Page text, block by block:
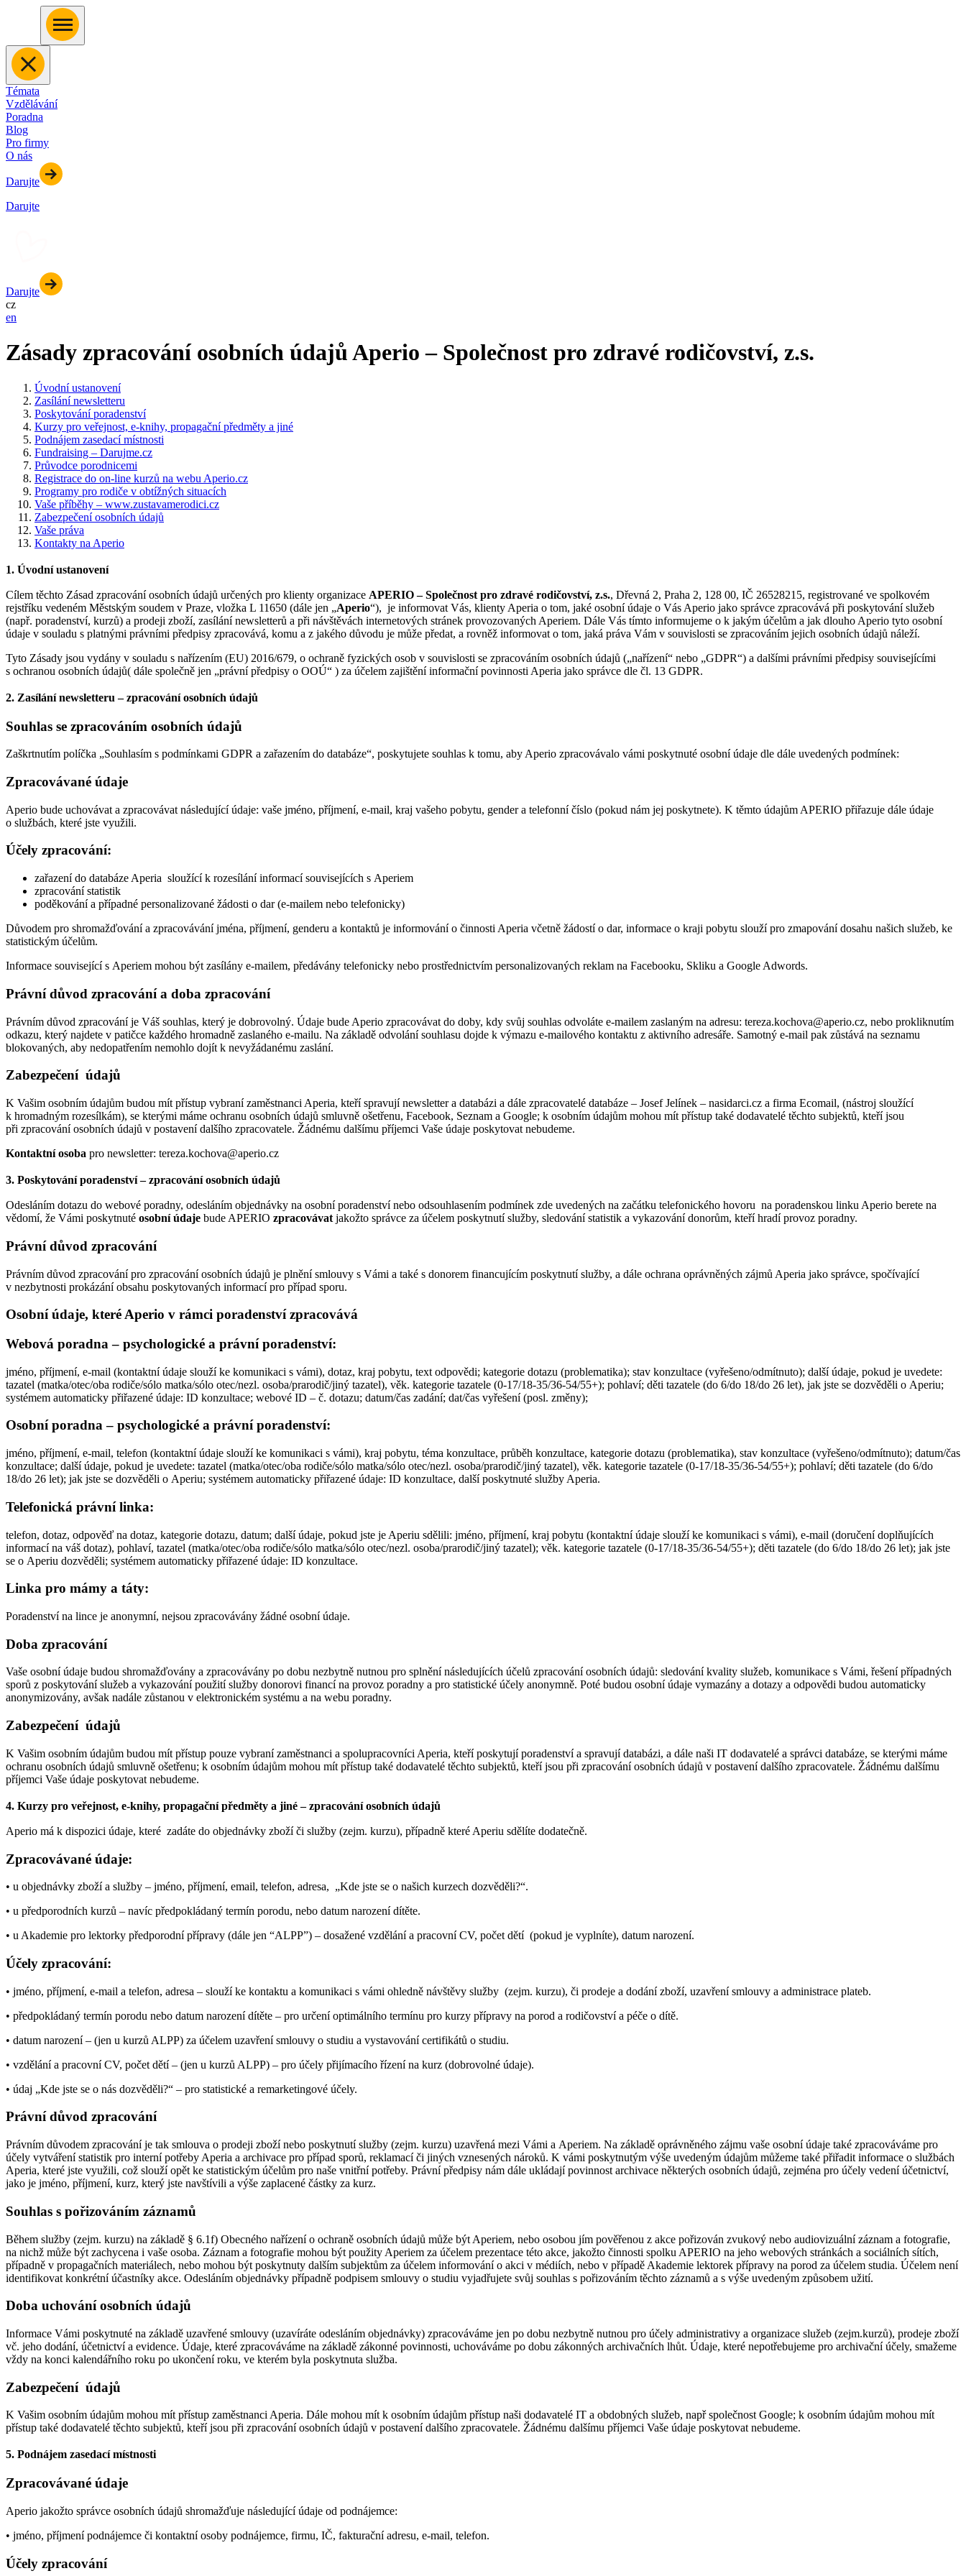
Témata
Vzdělávání
Poradna
Blog
Pro firmy
O nás
Darujte
Darujte
Darujte
cz
en
Zásady zpracování osobních údajů Aperio – Společnost pro zdravé rodičovství, z.s.
Úvodní ustanovení
Zasílání newsletteru
Poskytování poradenství
Kurzy pro veřejnost, e-knihy, propagační předměty a jiné
Podnájem zasedací místnosti
Fundraising – Darujme.cz
Průvodce porodnicemi
Registrace do on-line kurzů na webu Aperio.cz
Programy pro rodiče v obtížných situacích
Vaše příběhy – www.zustavamerodici.cz
Zabezpečení osobních údajů
Vaše práva
Kontakty na Aperio
1. Úvodní ustanovení
Cílem těchto Zásad zpracování osobních údajů určených pro klienty organizace APERIO – Společnost pro zdravé rodičovství, z.s., Dřevná 2, Praha 2, 128 00, IČ 26528215, registrované ve spolkovém
rejstříku vedeném Městským soudem v Praze, vložka L 11650 (dále jen „Aperio“), je informovat Vás, klienty Aperia o tom, jaké osobní údaje o Vás Aperio jako správce zpracovává při poskytování služeb
(např. poradenství, kurzů) a prodeji zboží, zasílání newsletterů a při návštěvách internetových stránek provozovaných Aperiem. Dále Vás tímto informujeme o k jakým účelům a jak dlouho Aperio tyto osobní
údaje v souladu s platnými právními předpisy zpracovává, komu a z jakého důvodu je může předat, a rovněž informovat o tom, jaká práva Vám v souvislosti se zpracováním jejich osobních údajů náleží.
Tyto Zásady jsou vydány v souladu s nařízením (EU) 2016/679, o ochraně fyzických osob v souvislosti se zpracováním osobních údajů („nařízení“ nebo „GDPR“) a dalšími právními předpisy souvisejícími
s ochranou osobních údajů( dále společně jen „právní předpisy o OOÚ“ ) za účelem zajištění informační povinnosti Aperia jako správce dle čl. 13 GDPR.
2. Zasílání newsletteru – zpracování osobních údajů
Souhlas se zpracováním osobních údajů
Zaškrtnutím políčka „Souhlasím s podmínkami GDPR a zařazením do databáze“, poskytujete souhlas k tomu, aby Aperio zpracovávalo vámi poskytnuté osobní údaje dle dále uvedených podmínek:
Zpracovávané údaje
Aperio bude uchovávat a zpracovávat následující údaje: vaše jméno, příjmení, e-mail, kraj vašeho pobytu, gender a telefonní číslo (pokud nám jej poskytnete). K těmto údajům APERIO přiřazuje dále údaje
o službách, které jste využili.
Účely zpracování:
zařazení do databáze Aperia sloužící k rozesílání informací souvisejících s Aperiem
zpracování statistik
poděkování a případné personalizované žádosti o dar (e-mailem nebo telefonicky)
Důvodem pro shromažďování a zpracovávání jména, příjmení, genderu a kontaktů je informování o činnosti Aperia včetně žádostí o dar, informace o kraji pobytu slouží pro zmapování dosahu našich služeb, ke
statistickým účelům.
Informace související s Aperiem mohou být zasílány e-mailem, předávány telefonicky nebo prostřednictvím personalizovaných reklam na Facebooku, Skliku a Google Adwords.
Právní důvod zpracování a doba zpracování
Právním důvod zpracování je Váš souhlas, který je dobrovolný. Údaje bude Aperio zpracovávat do doby, kdy svůj souhlas odvoláte e-mailem zaslaným na adresu: tereza.kochova@aperio.cz, nebo prokliknutím
odkazu, který najdete v patičce každého hromadně zaslaného e-mailu. Na základě odvolání souhlasu dojde k výmazu e-mailového kontaktu z aktivního adresáře. Samotný e-mail pak zůstává na seznamu
blokovaných, aby nedopatřením nemohlo dojít k nevyžádanému zaslání.
Zabezpečení údajů
K Vašim osobním údajům budou mít přístup vybraní zaměstnanci Aperia, kteří spravují newsletter a databázi a dále zpracovatelé databáze – Josef Jelínek – nasidarci.cz a firma Ecomail, (nástroj sloužící
k hromadným rozesílkám), se kterými máme ochranu osobních údajů smluvně ošetřenu, Facebook, Seznam a Google; k osobním údajům mohou mít přístup také dodavatelé těchto subjektů, kteří jsou
při zpracování osobních údajů v postavení dalšího zpracovatele. Žádnému dalšímu příjemci Vaše údaje poskytovat nebudeme.
Kontaktní osoba pro newsletter: tereza.kochova@aperio.cz
3. Poskytování poradenství – zpracování osobních údajů
Odesláním dotazu do webové poradny, odesláním objednávky na osobní poradenství nebo odsouhlasením podmínek zde uvedených na začátku telefonického hovoru na poradenskou linku Aperio berete na
vědomí, že Vámi poskytnuté osobní údaje bude APERIO zpracovávat jakožto správce za účelem poskytnutí služby, sledování statistik a vykazování donorům, kteří hradí provoz poradny.
Právní důvod zpracování
Právním důvod zpracování pro zpracování osobních údajů je plnění smlouvy s Vámi a také s donorem financujícím poskytnutí služby, a dále ochrana oprávněných zájmů Aperia jako správce, spočívající
v nezbytnosti prokázání obsahu poskytovaných informací pro případ sporu.
Osobní údaje, které Aperio v rámci poradenství zpracovává
Webová poradna – psychologické a právní poradenství:
jméno, příjmení, e-mail (kontaktní údaje slouží ke komunikaci s vámi), dotaz, kraj pobytu, text odpovědi; kategorie dotazu (problematika); stav konzultace (vyřešeno/odmítnuto); další údaje, pokud je uvedete:
tazatel (matka/otec/oba rodiče/sólo matka/sólo otec/nezl. osoba/prarodič/jiný tazatel), věk. kategorie tazatele (0-17/18-35/36-54/55+); pohlaví; děti tazatele (do 6/do 18/do 26 let), jak jste se dozvěděli o Aperiu;
systémem automaticky přiřazené údaje: ID konzultace; webové ID – č. dotazu; datum/čas zadání; dat/čas vyřešení (posl. změny);
Osobní poradna – psychologické a právní poradenství:
jméno, příjmení, e-mail, telefon (kontaktní údaje slouží ke komunikaci s vámi), kraj pobytu, téma konzultace, průběh konzultace, kategorie dotazu (problematika), stav konzultace (vyřešeno/odmítnuto); datum/čas
konzultace; další údaje, pokud je uvedete: tazatel (matka/otec/oba rodiče/sólo matka/sólo otec/nezl. osoba/prarodič/jiný tazatel), věk. kategorie tazatele (0-17/18-35/36-54/55+); pohlaví; děti tazatele (do 6/do
18/do 26 let); jak jste se dozvěděli o Aperiu; systémem automaticky přiřazené údaje: ID konzultace, další poskytnuté služby Aperia.
Telefonická právní linka:
telefon, dotaz, odpověď na dotaz, kategorie dotazu, datum; další údaje, pokud jste je Aperiu sdělili: jméno, příjmení, kraj pobytu (kontaktní údaje slouží ke komunikaci s vámi), e-mail (doručení doplňujících
informací na váš dotaz), pohlaví, tazatel (matka/otec/oba rodiče/sólo matka/sólo otec/nezl. osoba/prarodič/jiný tazatel); věk. kategorie tazatele (0-17/18-35/36-54/55+); děti tazatele (do 6/do 18/do 26 let); jak jste
se o Aperiu dozvěděli; systémem automaticky přiřazené údaje: ID konzultace.
Linka pro mámy a táty:
Poradenství na lince je anonymní, nejsou zpracovávány žádné osobní údaje.
Doba zpracování
Vaše osobní údaje budou shromažďovány a zpracovávány po dobu nezbytně nutnou pro splnění následujících účelů zpracování osobních údajů: sledování kvality služeb, komunikace s Vámi, řešení případných
sporů z poskytování služeb a vykazování použití služby donorovi financí na provoz poradny a pro statistické účely anonymně. Poté budou osobní údaje vymazány a dotazy a odpovědi budou automaticky
anonymizovány, avšak nadále zůstanou v elektronickém systému a na webu poradny.
Zabezpečení údajů
K Vašim osobním údajům budou mít přístup pouze vybraní zaměstnanci a spolupracovníci Aperia, kteří poskytují poradenství a spravují databázi, a dále naši IT dodavatelé a správci databáze, se kterými máme
ochranu osobních údajů smluvně ošetřenu; k osobním údajům mohou mít přístup také dodavatelé těchto subjektů, kteří jsou při zpracování osobních údajů v postavení dalšího zpracovatele. Žádnému dalšímu
příjemci Vaše údaje poskytovat nebudeme.
4. Kurzy pro veřejnost, e-knihy, propagační předměty a jiné – zpracování osobních údajů
Aperio má k dispozici údaje, které zadáte do objednávky zboží či služby (zejm. kurzu), případně které Aperiu sdělíte dodatečně.
Zpracovávané údaje:
• u objednávky zboží a služby – jméno, příjmení, email, telefon, adresa, „Kde jste se o našich kurzech dozvěděli?“.
• u předporodních kurzů – navíc předpokládaný termín porodu, nebo datum narození dítěte.
• u Akademie pro lektorky předporodní přípravy (dále jen “ALPP”) – dosažené vzdělání a pracovní CV, počet dětí (pokud je vyplníte), datum narození.
Účely zpracování:
• jméno, příjmení, e-mail a telefon, adresa – slouží ke kontaktu a komunikaci s vámi ohledně návštěvy služby (zejm. kurzu), či prodeje a dodání zboží, uzavření smlouvy a administrace plateb.
• předpokládaný termín porodu nebo datum narození dítěte – pro určení optimálního termínu pro kurzy přípravy na porod a rodičovství a péče o dítě.
• datum narození – (jen u kurzů ALPP) za účelem uzavření smlouvy o studiu a vystavování certifikátů o studiu.
• vzdělání a pracovní CV, počet dětí – (jen u kurzů ALPP) – pro účely přijímacího řízení na kurz (dobrovolné údaje).
• údaj „Kde jste se o nás dozvěděli?“ – pro statistické a remarketingové účely.
Právní důvod zpracování
Právním důvodem zpracování je tak smlouva o prodeji zboží nebo poskytnutí služby (zejm. kurzu) uzavřená mezi Vámi a Aperiem. Na základě oprávněného zájmu vaše osobní údaje také zpracováváme pro
účely vytváření statistik pro interní potřeby Aperia a archivace pro případ sporů, reklamací či jiných vznesených nároků. K vámi poskytnutým výše uvedeným údajům můžeme také přiřadit informace o službách
Aperia, které jste využili, což slouží opět ke statistickým účelům pro naše vnitřní potřeby. Právní předpisy nám dále ukládají povinnost archivace některých osobních údajů, zejména pro účely vedení účetnictví,
jako je jméno, příjmení, kurz, který jste navštívili a výše zaplacené částky za kurz.
Souhlas s pořizováním záznamů
Během služby (zejm. kurzu) na základě § 6.1f) Obecného nařízení o ochraně osobních údajů může být Aperiem, nebo osobou jím pověřenou z akce pořizován zvukový nebo audiovizuální záznam a fotografie,
na nichž může být zachycena i vaše osoba. Záznam a fotografie mohou být použity Aperiem za účelem prezentace této akce, jakožto činnosti spolku APERIO na jeho webových stránkách a sociálních sítích,
případně v propagačních materiálech, nebo mohou být poskytnuty dalším subjektům za účelem informování o akci v médiích, nebo v případě Akademie lektorek přípravy na porod za účelem studia. Účelem není
identifikovat konkrétní účastníky akce. Odesláním objednávky případně podpisem smlouvy o studiu vyjadřujete svůj souhlas s pořizováním těchto záznamů a s výše uvedeným způsobem užití.
Doba uchování osobních údajů
Informace Vámi poskytnuté na základě uzavřené smlouvy (uzavíráte odesláním objednávky) zpracováváme jen po dobu nezbytně nutnou pro účely administrativy a organizace služeb (zejm.kurzů), prodeje zboží
vč. jeho dodání, účetnictví a evidence. Údaje, které zpracováváme na základě zákonné povinnosti, uchováváme po dobu zákonných archivačních lhůt. Údaje, které nepotřebujeme pro archivační účely, smažeme
vždy na konci kalendářního roku po ukončení roku, ve kterém byla poskytnuta služba.
Zabezpečení údajů
K Vašim osobním údajům mohou mít přístup zaměstnanci Aperia. Dále mohou mít k osobním údajům přístup naši dodavatelé IT a obdobných služeb, např společnost Google; k osobním údajům mohou mít
přístup také dodavatelé těchto subjektů, kteří jsou při zpracování osobních údajů v postavení dalšího zpracovatele. Žádnému dalšímu příjemci Vaše údaje poskytovat nebudeme.
5. Podnájem zasedací místnosti
Zpracovávané údaje
Aperio jakožto správce osobních údajů shromažďuje následující údaje od podnájemce:
• jméno, příjmení podnájemce či kontaktní osoby podnájemce, firmu, IČ, fakturační adresu, e-mail, telefon.
Účely zpracování